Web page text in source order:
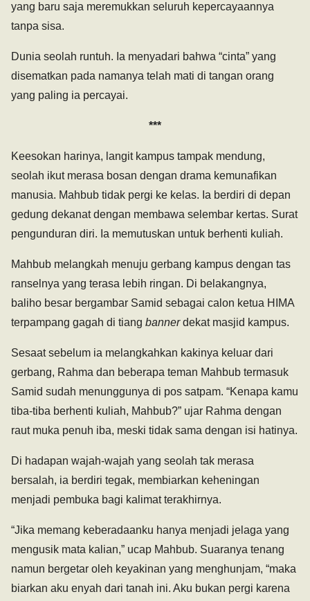
yang baru saja meremukkan seluruh kepercayaannya
tanpa sisa.
Dunia seolah runtuh. Ia menyadari bahwa “cinta” yang
disematkan pada namanya telah mati di tangan orang
yang paling ia percayai.
***
Keesokan harinya, langit kampus tampak mendung,
seolah ikut merasa bosan dengan drama kemunafikan
manusia. Mahbub tidak pergi ke kelas. Ia berdiri di depan
gedung dekanat dengan membawa selembar kertas. Surat
pengunduran diri. Ia memutuskan untuk berhenti kuliah.
Mahbub melangkah menuju gerbang kampus dengan tas
ranselnya yang terasa lebih ringan. Di belakangnya,
baliho besar bergambar Samid sebagai calon ketua HIMA
terpampang gagah di tiang bannerdekat masjid kampus.
Sesaat sebelum ia melangkahkan kakinya keluar dari
gerbang, Rahma dan beberapa teman Mahbub termasuk
Samid sudah menunggunya di pos satpam. “Kenapa kamu
tiba-tiba berhenti kuliah, Mahbub?” ujar Rahma dengan
raut muka penuh iba, meski tidak sama dengan isi hatinya.
Di hadapan wajah-wajah yang seolah tak merasa
bersalah, ia berdiri tegak, membiarkan keheningan
menjadi pembuka bagi kalimat terakhirnya.
“Jika memang keberadaanku hanya menjadi jelaga yang
mengusik mata kalian,” ucap Mahbub. Suaranya tenang
namun bergetar oleh keyakinan yang menghunjam, “maka
biarkan aku enyah dari tanah ini. Aku bukan pergi karena